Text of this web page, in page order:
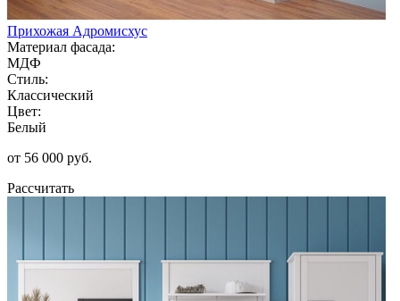
Прихожая Адромисхус
Материал фасада:
МДФ
Стиль:
Классический
Цвет:
Белый
от 56 000 руб.
Рассчитать